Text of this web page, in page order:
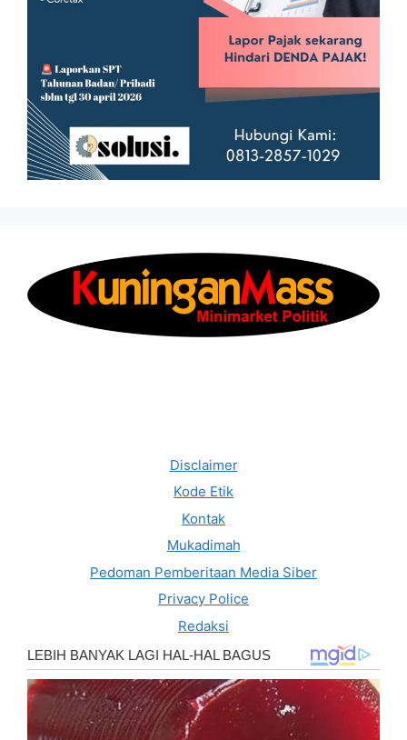
Disclaimer
Kode Etik
Kontak
Mukadimah
Pedoman Pemberitaan Media Siber
Privacy Police
Redaksi